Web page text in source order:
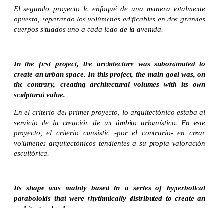
El segundo proyecto lo enfoqué de una manera totalmente
opuesta, separando los volúmenes edificables en dos grandes
cuerpos situados uno a cada lado de la avenida.
In the first project, the architecture was subordinated to
create an urban space. In this project, the main goal was, on
the contrary, creating architectural volumes with its own
sculptural value.
En el criterio del primer proyecto, lo arquitectónico estaba al
servicio de la creación de un ámbito urbanístico. En este
proyecto, el criterio consistió -por el contrario- en crear
volúmenes arquitectónicos tendientes a su propia valoración
escultórica.
Its shape was mainly based in a series of hyperbolical
paraboloids that were rhythmically distributed to create an